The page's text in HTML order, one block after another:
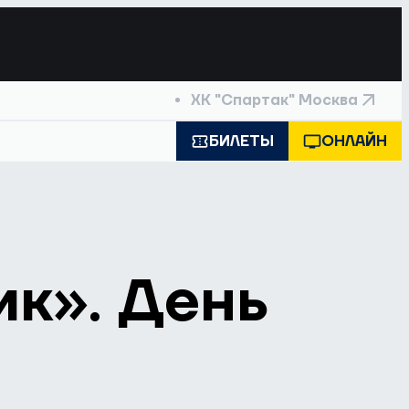
ХК "Спартак" Москва
БИЛЕТЫ ОНЛАЙН
День